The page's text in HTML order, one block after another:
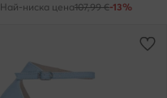
Най-ниска цена107,99 €-13%